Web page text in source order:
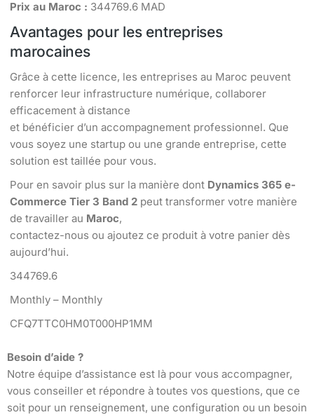
Prix au Maroc : 344769.6 MAD
Avantages pour les entreprises
marocaines
Grâce à cette licence, les entreprises au Maroc peuvent
renforcer leur infrastructure numérique, collaborer
efficacement à distance
et bénéficier d’un accompagnement professionnel. Que
vous soyez une startup ou une grande entreprise, cette
solution est taillée pour vous.
Pour en savoir plus sur la manière dont Dynamics 365 e-
Commerce Tier 3 Band 2 peut transformer votre manière
de travailler au Maroc,
contactez-nous ou ajoutez ce produit à votre panier dès
aujourd’hui.
344769.6
Monthly – Monthly
CFQ7TTC0HM0T000HP1MM
Besoin d’aide ?
Notre équipe d’assistance est là pour vous accompagner,
vous conseiller et répondre à toutes vos questions, que ce
soit pour un renseignement, une configuration ou un besoin